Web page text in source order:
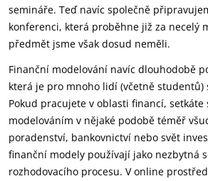
semináře. Teď navíc společně
konferenci, která proběhne již za necelý
předmět jsme však dosud neměli.
Finanční modelování navíc dlouhodobě
která je pro mnoho lidí (včetně studentů)
Pokud pracujete v oblasti financí, setkáte
modelováním v nějaké podobě téměř
poradenství, bankovnictví nebo svět
finanční modely používají jako nezbytná
rozhodovacího procesu. V online